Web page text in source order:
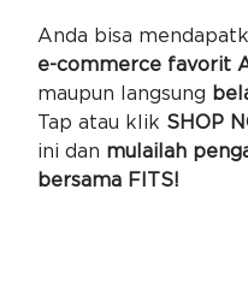
Anda bisa
e-commerce favorit
maupun langsung
Tap atau klik SHOP
ini dan mulailah
bersama FITS!